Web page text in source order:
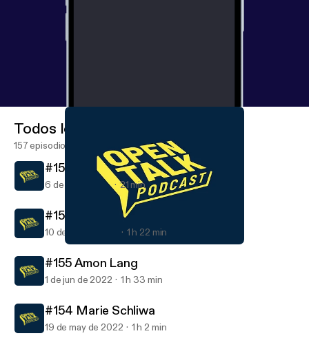
Open Talk Podcast
Todos los episodios
157 episodios
#157 Schlafen
6 de jul de 2022 21 min
#156 Damla Yilmaz
10 de jun de 2022 1 h 22 min
#155 Amon Lang
1 de jun de 2022 1 h 33 min
#154 Marie Schliwa
19 de may de 2022 1 h 2 min